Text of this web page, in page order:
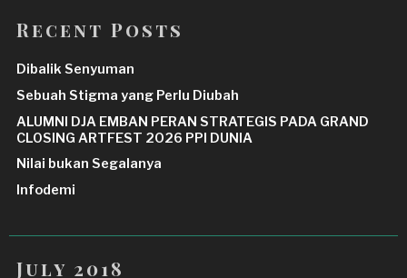
Recent Posts
Dibalik Senyuman
Sebuah Stigma yang Perlu Diubah
ALUMNI DJA EMBAN PERAN STRATEGIS PADA GRAND
CLOSING ARTFEST 2026 PPI DUNIA
Nilai bukan Segalanya
Infodemi
July 2018